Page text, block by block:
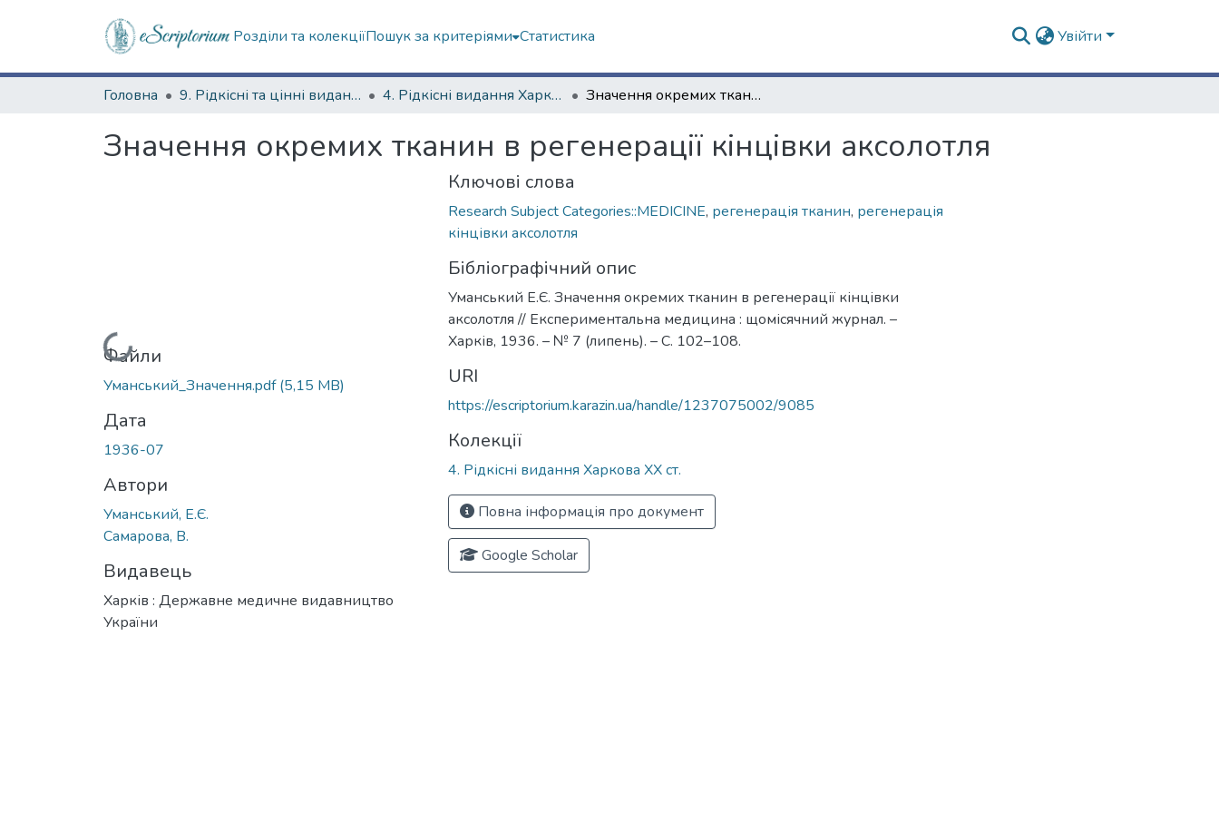
Розділи та колекціїПошук за критеріями Статистика Увійти
Головна 9. Рідкісні та цінні видання 4. Рідкісні видання Харкова ХХ ст. Значення окремих тканин в регенерації кінцівки аксолотля
Значення окремих тканин в регенерації кінцівки аксолотля
Вантажиться...
Файли
Уманський_Значення.pdf(5,15 MB)
Дата
1936-07
Автори
Уманський, Е.Є.
Самарова, В.
Видавець
Харків : Державне медичне видавництво
України
Ключові слова
Research Subject Categories::MEDICINE, регенерація тканин, регенерація
кінцівки аксолотля
Бібліографічний опис
Уманський Е.Є. Значення окремих тканин в регенерації кінцівки
аксолотля // Експериментальна медицина : щомісячний журнал. –
Харків, 1936. – № 7 (липень). – С. 102–108.
URI
https://escriptorium.karazin.ua/handle/1237075002/9085
Колекції
4. Рідкісні видання Харкова ХХ ст.
Повна інформація про документ
Google Scholar